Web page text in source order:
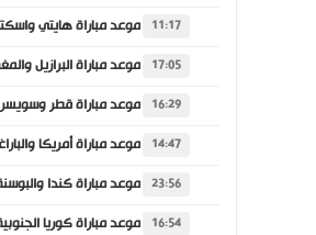
11:17
17:05
16:29
14:47
23:56
16:54